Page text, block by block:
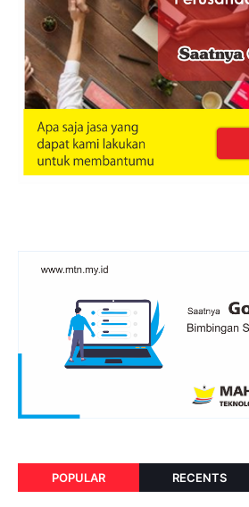
POPULAR RECENTS